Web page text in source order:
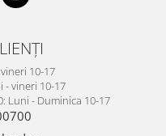
10-17
vineri 10-17
Luni - Duminica 10-17